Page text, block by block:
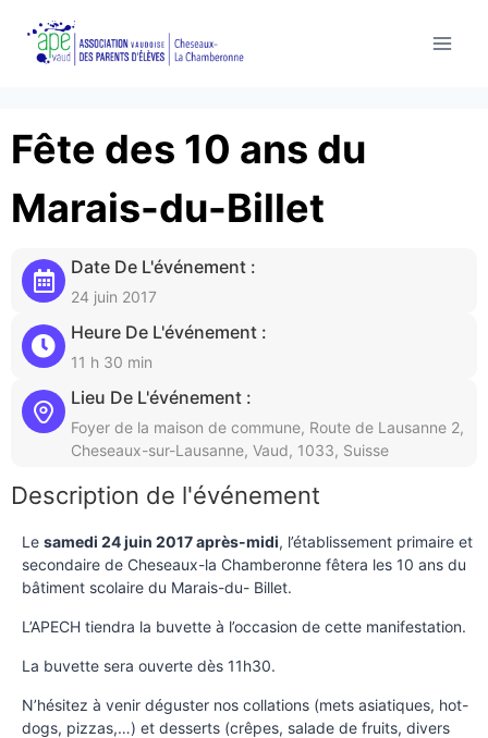
Fête des 10 ans du
Marais-du-Billet
Date De L'événement :
24 juin 2017
Heure De L'événement :
11 h 30 min
Lieu De L'événement :
Foyer de la maison de commune, Route de Lausanne 2,
Cheseaux-sur-Lausanne, Vaud, 1033, Suisse
Description de l'événement
Le samedi 24 juin 2017 après-midi, l’établissement primaire et
secondaire de Cheseaux-la Chamberonne fêtera les 10 ans du
bâtiment scolaire du Marais-du- Billet.
L’APECH tiendra la buvette à l’occasion de cette manifestation.
La buvette sera ouverte dès 11h30.
N’hésitez à venir déguster nos collations (mets asiatiques, hot-
dogs, pizzas,…) et desserts (crêpes, salade de fruits, divers